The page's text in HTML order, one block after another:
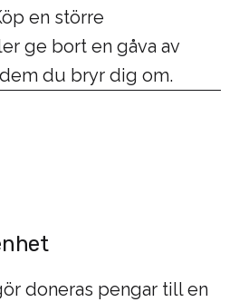
en större
ge bort en gåva av
du bryr dig om.
doneras pengar till en